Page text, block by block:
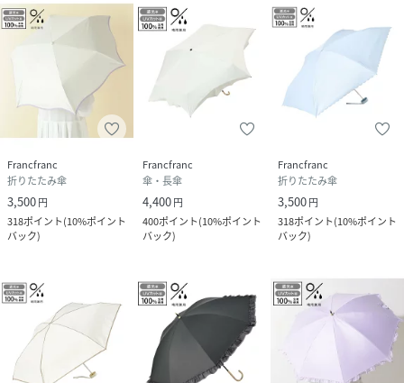
Francfranc
折りたたみ傘
3,500円
318ポイント(10%ポイント
バック)
Francfranc
傘・長傘
4,400円
400ポイント(10%ポイント
バック)
Francfranc
折りたたみ傘
3,500円
318ポイント(10%ポイント
バック)